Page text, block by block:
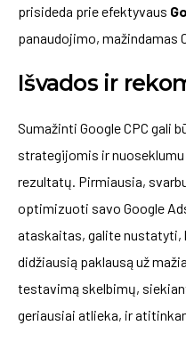
prisideda prie efektyvaus
panaudojimo, mažindamas
Išvados ir
Sumažinti Google CPC gali
strategijomis ir
rezultatų. Pirmiausia,
optimizuoti savo Google
ataskaitas, galite nustatyti,
didžiausią paklausą už
testavimą skelbimų,
geriausiai atlieka, ir